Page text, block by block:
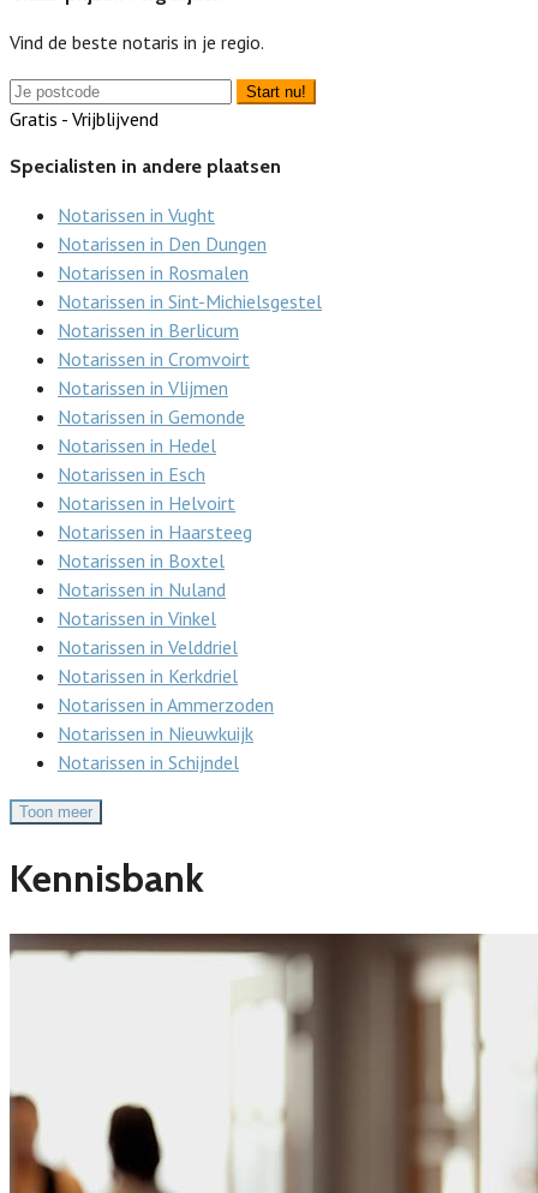
Vind de beste notaris in je regio.
Start nu!
Gratis - Vrijblijvend
Specialisten in andere plaatsen
Notarissen in Vught
Notarissen in Den Dungen
Notarissen in Rosmalen
Notarissen in Sint-Michielsgestel
Notarissen in Berlicum
Notarissen in Cromvoirt
Notarissen in Vlijmen
Notarissen in Gemonde
Notarissen in Hedel
Notarissen in Esch
Notarissen in Helvoirt
Notarissen in Haarsteeg
Notarissen in Boxtel
Notarissen in Nuland
Notarissen in Vinkel
Notarissen in Velddriel
Notarissen in Kerkdriel
Notarissen in Ammerzoden
Notarissen in Nieuwkuijk
Notarissen in Schijndel
Toon meer
Kennisbank